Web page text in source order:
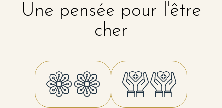
Une pensée pour l'être
cher